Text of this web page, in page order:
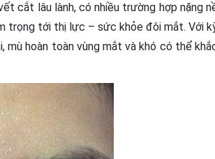
cắt lâu lành, có nhiều trường hợp nặng
trọng tới thị lực – sức khỏe đôi mắt. Với
hoàn toàn vùng mắt và khó có thể